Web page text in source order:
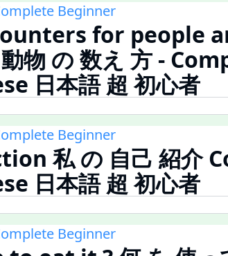
Beginner
for people
物 の 数え 方 -
日本語 超 初心者
Beginner
私 の 自己 紹介
日本語 超 初心者
Beginner